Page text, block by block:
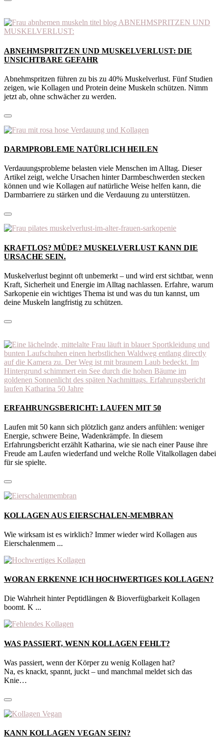
ABNEHMSPRITZEN UND MUSKELVERLUST: DIE
UNSICHTBARE GEFAHR
Abnehmspritzen führen zu bis zu 40% Muskelverlust. Fünf Studien
zeigen, wie Kollagen und Protein deine Muskeln schützen. Nimm
jetzt ab, ohne schwächer zu werden.
DARMPROBLEME NATÜRLICH HEILEN
Verdauungsprobleme belasten viele Menschen im Alltag. Dieser
Artikel zeigt, welche Ursachen hinter Darmbeschwerden stecken
können und wie Kollagen auf natürliche Weise helfen kann, die
Darmbarriere zu stärken und die Verdauung zu unterstützen.
KRAFTLOS? MÜDE? MUSKELVERLUST KANN DIE
URSACHE SEIN.
Muskelverlust beginnt oft unbemerkt – und wird erst sichtbar, wenn
Kraft, Sicherheit und Energie im Alltag nachlassen. Erfahre, warum
Sarkopenie ein wichtiges Thema ist und was du tun kannst, um
deine Muskeln langfristig zu schützen.
ERFAHRUNGSBERICHT: LAUFEN MIT 50
Laufen mit 50 kann sich plötzlich ganz anders anfühlen: weniger
Energie, schwere Beine, Wadenkrämpfe. In diesem
Erfahrungsbericht erzählt Katharina, wie sie nach einer Pause ihre
Freude am Laufen wiederfand und welche Rolle Vitalkollagen dabei
für sie spielte.
KOLLAGEN AUS EIERSCHALEN-MEMBRAN
Wie wirksam ist es wirklich? Immer wieder wird Kollagen aus
Eierschalenmem ...
WORAN ERKENNE ICH HOCHWERTIGES KOLLAGEN?
Die Wahrheit hinter Peptidlängen & Bioverfügbarkeit Kollagen
boomt. K ...
WAS PASSIERT, WENN KOLLAGEN FEHLT?
Was passiert, wenn der Körper zu wenig Kollagen hat?
Na, es knackt, spannt, juckt – und manchmal meldet sich das
Knie…
KANN KOLLAGEN VEGAN SEIN?